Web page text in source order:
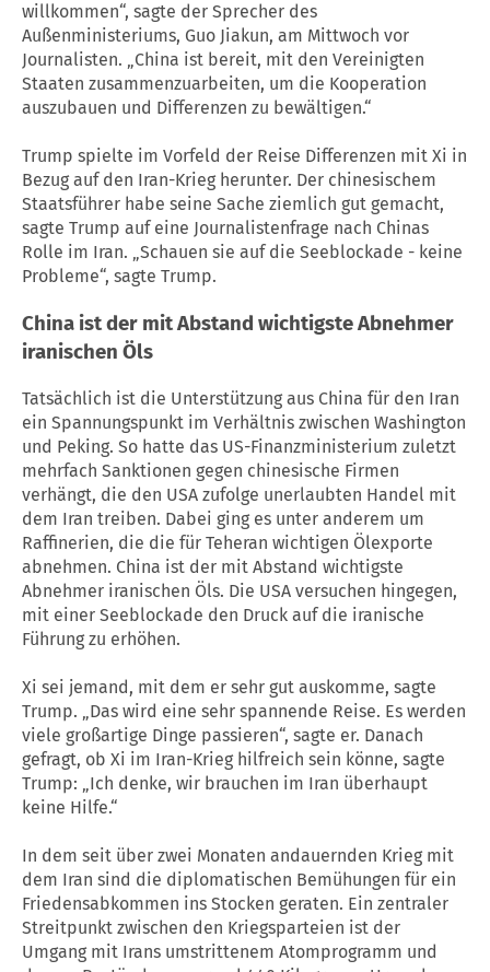
willkommen“, sagte der Sprecher des
Außenministeriums, Guo Jiakun, am Mittwoch vor
Journalisten. „China ist bereit, mit den Vereinigten
Staaten zusammenzuarbeiten, um die Kooperation
auszubauen und Differenzen zu bewältigen.“
Trump spielte im Vorfeld der Reise Differenzen mit Xi in
Bezug auf den Iran-Krieg herunter. Der chinesischem
Staatsführer habe seine Sache ziemlich gut gemacht,
sagte Trump auf eine Journalistenfrage nach Chinas
Rolle im Iran. „Schauen sie auf die Seeblockade - keine
Probleme“, sagte Trump.
China ist der mit Abstand wichtigste Abnehmer
iranischen Öls
Tatsächlich ist die Unterstützung aus China für den Iran
ein Spannungspunkt im Verhältnis zwischen Washington
und Peking. So hatte das US-Finanzministerium zuletzt
mehrfach Sanktionen gegen chinesische Firmen
verhängt, die den USA zufolge unerlaubten Handel mit
dem Iran treiben. Dabei ging es unter anderem um
Raffinerien, die die für Teheran wichtigen Ölexporte
abnehmen. China ist der mit Abstand wichtigste
Abnehmer iranischen Öls. Die USA versuchen hingegen,
mit einer Seeblockade den Druck auf die iranische
Führung zu erhöhen.
Xi sei jemand, mit dem er sehr gut auskomme, sagte
Trump. „Das wird eine sehr spannende Reise. Es werden
viele großartige Dinge passieren“, sagte er. Danach
gefragt, ob Xi im Iran-Krieg hilfreich sein könne, sagte
Trump: „Ich denke, wir brauchen im Iran überhaupt
keine Hilfe.“
In dem seit über zwei Monaten andauernden Krieg mit
dem Iran sind die diplomatischen Bemühungen für ein
Friedensabkommen ins Stocken geraten. Ein zentraler
Streitpunkt zwischen den Kriegsparteien ist der
Umgang mit Irans umstrittenem Atomprogramm und